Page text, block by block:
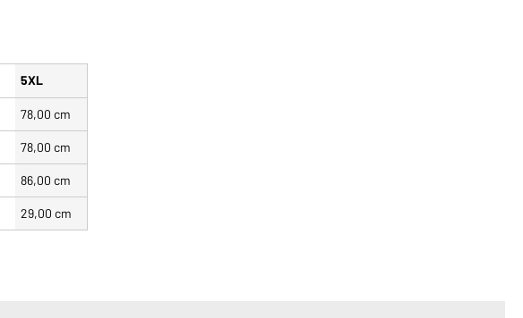
5XL
78,00 cm
78,00 cm
86,00 cm
29,00 cm